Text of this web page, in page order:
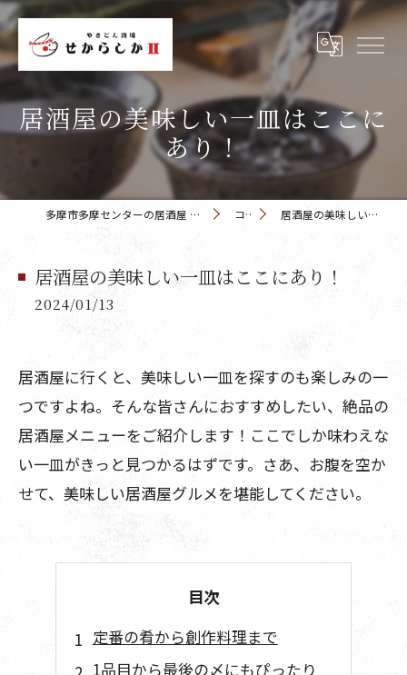
居酒屋の美味しい一皿はここに
あり！
多摩市多摩センターの居酒屋 せからしか 多摩センター店 コラム 居酒屋の美味しい一皿はここにあり！
居酒屋の美味しい一皿はここにあり！
2024/01/13
居酒屋に行くと、美味しい一皿を探すのも楽しみの一
つですよね。そんな皆さんにおすすめしたい、絶品の
居酒屋メニューをご紹介します！ここでしか味わえな
い一皿がきっと見つかるはずです。さあ、お腹を空か
せて、美味しい居酒屋グルメを堪能してください。
目次
定番の肴から創作料理まで
1品目から最後の〆にもぴったり